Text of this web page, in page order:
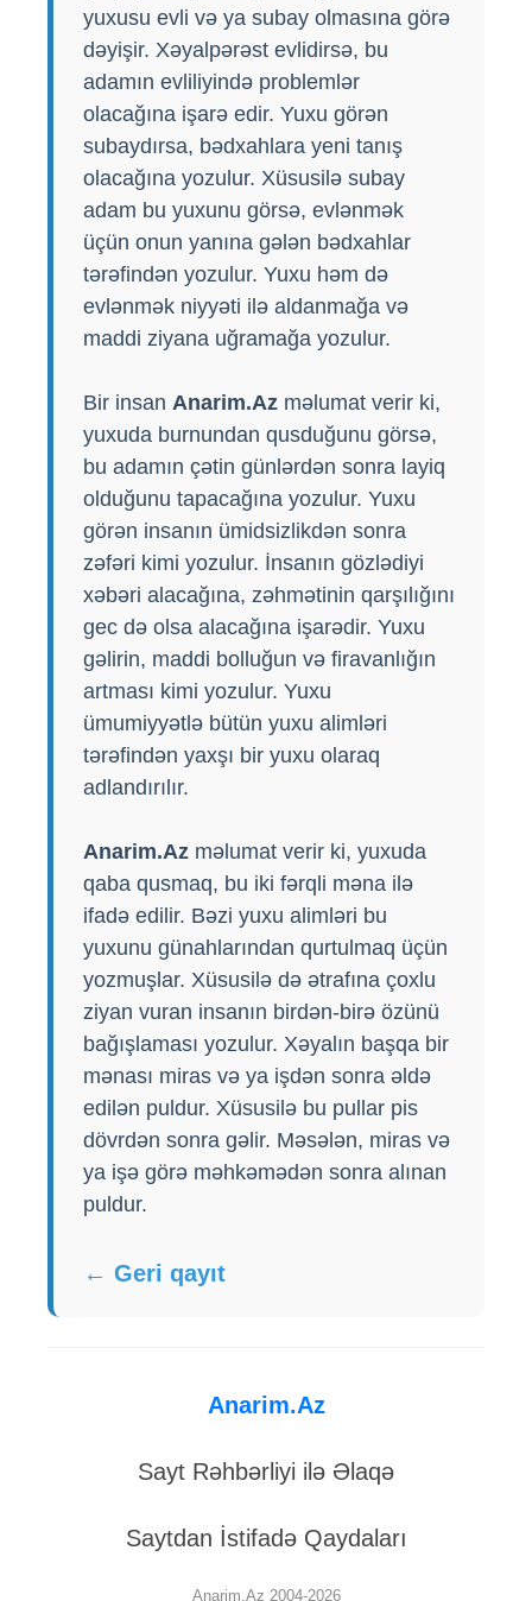
yuxusu evli və ya subay olmasına görə
dəyişir. Xəyalpərəst evlidirsə, bu
adamın evliliyində problemlər
olacağına işarə edir. Yuxu görən
subaydırsa, bədxahlara yeni tanış
olacağına yozulur. Xüsusilə subay
adam bu yuxunu görsə, evlənmək
üçün onun yanına gələn bədxahlar
tərəfindən yozulur. Yuxu həm də
evlənmək niyyəti ilə aldanmağa və
maddi ziyana uğramağa yozulur.
Bir insan Anarim.Az məlumat verir ki,
yuxuda burnundan qusduğunu görsə,
bu adamın çətin günlərdən sonra layiq
olduğunu tapacağına yozulur. Yuxu
görən insanın ümidsizlikdən sonra
zəfəri kimi yozulur. İnsanın gözlədiyi
xəbəri alacağına, zəhmətinin qarşılığını
gec də olsa alacağına işarədir. Yuxu
gəlirin, maddi bolluğun və firavanlığın
artması kimi yozulur. Yuxu
ümumiyyətlə bütün yuxu alimləri
tərəfindən yaxşı bir yuxu olaraq
adlandırılır.
Anarim.Az məlumat verir ki, yuxuda
qaba qusmaq, bu iki fərqli məna ilə
ifadə edilir. Bəzi yuxu alimləri bu
yuxunu günahlarından qurtulmaq üçün
yozmuşlar. Xüsusilə də ətrafına çoxlu
ziyan vuran insanın birdən-birə özünü
bağışlaması yozulur. Xəyalın başqa bir
mənası miras və ya işdən sonra əldə
edilən puldur. Xüsusilə bu pullar pis
dövrdən sonra gəlir. Məsələn, miras və
ya işə görə məhkəmədən sonra alınan
puldur.
← Geri qayıt
Anarim.Az
Sayt Rəhbərliyi ilə Əlaqə
Saytdan İstifadə Qaydaları
Anarim.Az 2004-2026